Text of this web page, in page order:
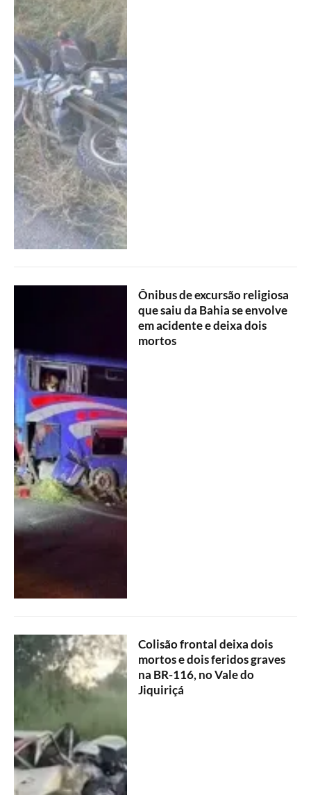
Ônibus de excursão religiosa
que saiu da Bahia se envolve
em acidente e deixa dois
mortos
Colisão frontal deixa dois
mortos e dois feridos graves
na BR-116, no Vale do
Jiquiriçá